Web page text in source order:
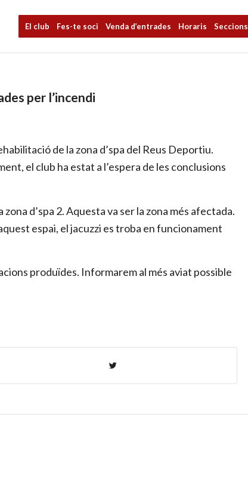
El club Fes-te soci Venda d’entrades Horaris Seccions
per l’incendi
de la zona d’spa del Reus Deportiu.
el club ha estat a l’espera de les conclusions
d’spa 2. Aquesta va ser la zona més afectada.
espai, el jacuzzi es troba en funcionament
produïdes. Informarem al més aviat possible